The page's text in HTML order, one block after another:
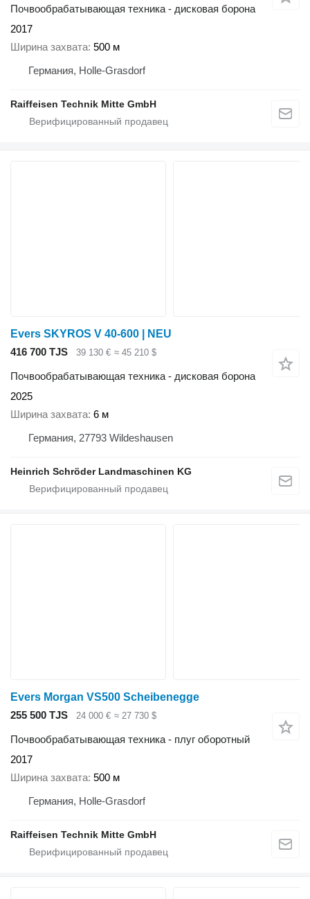
Почвообрабатывающая техника - дисковая борона
2017
Ширина захвата 500 м
Германия, Holle-Grasdorf
Raiffeisen Technik Mitte GmbH
Evers SKYROS V 40-600 | NEU
416 700 TJS
39 130 € ≈ 45 210 $
Почвообрабатывающая техника - дисковая борона
2025
Ширина захвата 6 м
Германия, 27793 Wildeshausen
Heinrich Schröder Landmaschinen KG
Evers Morgan VS500 Scheibenegge
255 500 TJS
24 000 € ≈ 27 730 $
Почвообрабатывающая техника - плуг оборотный
2017
Ширина захвата 500 м
Германия, Holle-Grasdorf
Raiffeisen Technik Mitte GmbH